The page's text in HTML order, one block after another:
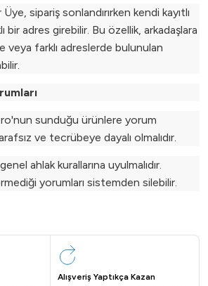
sipariş sonlandırırken kendi kayıtlı
bir adres girebilir. Bu özellik, arkadaşlara
veya farklı adreslerde bulunulan
sunduğu ürünlere yorum
ve tecrübeye dayalı olmalıdır.
ahlak kurallarına uyulmalıdır.
yorumları sistemden silebilir.
Alışveriş Yaptıkça Kazan